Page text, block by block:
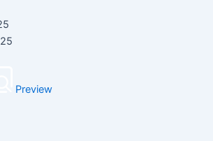
Preview